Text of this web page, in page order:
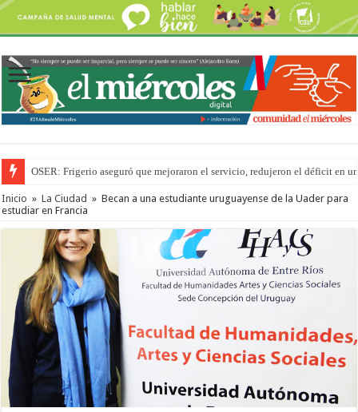
OSER: Frigerio aseguró que mejoraron el servicio, redujeron el déficit en
Inicio » La Ciudad » Becan a una estudiante uruguayense de la Uader para
estudiar en Francia